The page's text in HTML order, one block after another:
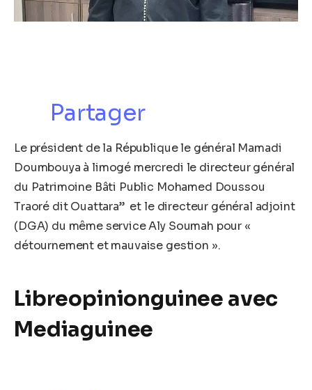
Partager
Le président de la République le général Mamadi
Doumbouya à limogé mercredi le directeur général
du Patrimoine Bâti Public Mohamed Doussou
Traoré dit Ouattara” et le directeur général adjoint
(DGA) du même service Aly Soumah pour «
détournement et mauvaise gestion ».
Libreopinionguinee avec
Mediaguinee